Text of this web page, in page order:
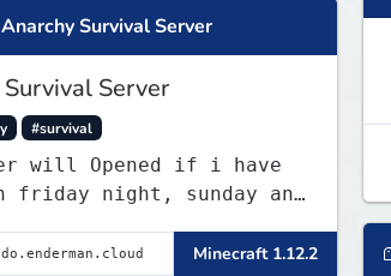
Survival Server
Server
#survival
will Opened if i have
friday night, sunday and
Minecraft 1.12.2